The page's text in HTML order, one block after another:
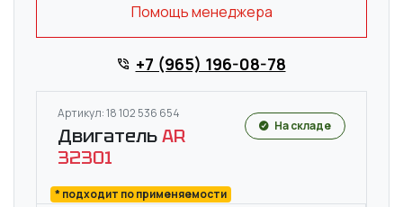
Помощь менеджера
+7 (965) 196-08-78
Артикул: 18 102 536 654
ДвигательAR
32301
* подходит по применяемости
На складе